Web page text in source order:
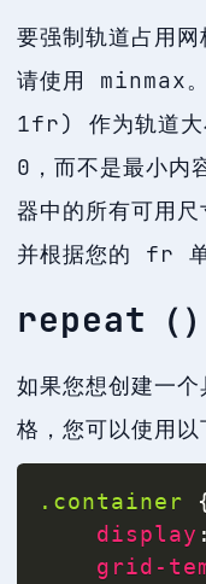
要强制轨道占用网
请使用
1fr) 作为轨道大
0，而不是最小
器中的所有可用尺
并根据您的 fr 单
repeat（
如果您想创建一
格，您可以使用以
.container
display :
grid-